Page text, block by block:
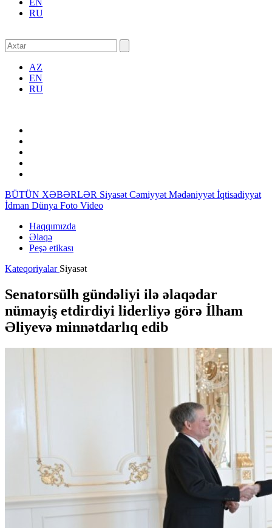
EN
RU
AZ
EN
RU
BÜTÜN XƏBƏRLƏR Siyasət Cəmiyyət Mədəniyyət İqtisadiyyat
İdman Dünya Foto Video
Haqqımızda
Əlaqə
Peşə etikası
Kateqoriyalar Siyasət
Senatorsülh gündəliyi ilə əlaqədar
nümayiş etdirdiyi liderliyə görə İlham
Əliyevə minnətdarlıq edib